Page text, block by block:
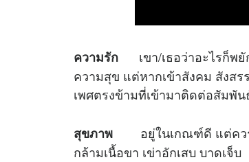
ความรัก เขา/เธอว่าอะไรก็พ
ความสุข แต่หากเข้าสังคม สังส
เพศตรงข้ามที่เข้ามาติดต่อสัมพัน
สุขภาพ อยู่ในเกณฑ์ดี แต่ควรร
กล้ามเนื้อขา เข่าอักเสบ บาดเจ็บ